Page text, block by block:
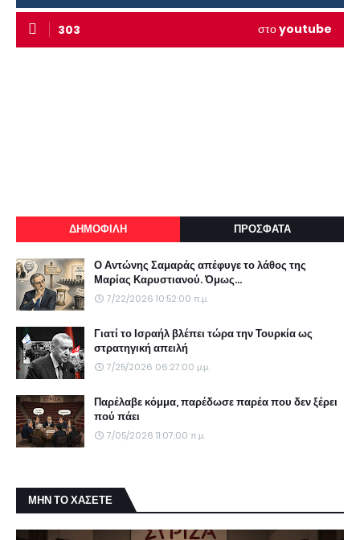
303 στοyoutube
ΔΗΜΟΦΙΛΗ ΠΡΟΣΦΑΤΑ
Ο Αντώνης Σαμαράς απέφυγε το λάθος της
Μαρίας Καρυστιανού. Όμως...
7/22/2026 10:52:00 π.μ.
Γιατί το Ισραήλ βλέπει τώρα την Τουρκία ως
στρατηγική απειλή
7/25/2026 06:27:00 μ.μ.
Παρέλαβε κόμμα, παρέδωσε παρέα που δεν ξέρει
πού πάει
7/05/2026 11:07:00 π.μ.
ΜΗΝ ΤΟ ΧΑΣΕΤΕ